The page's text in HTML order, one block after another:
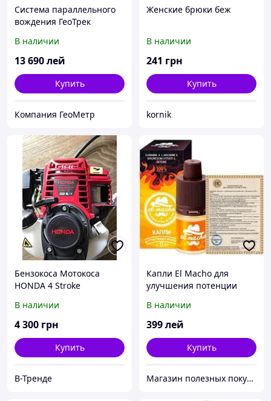
Система параллельного
вождения ГеоТрек
В наличии
13 690лей
Купить
Компания ГеоМетр
Женские брюки беж
В наличии
241 грн
Купить
kornik
Бензокоса Мотокоса
HONDA 4 Stroke
В наличии
4 300 грн
Купить
В-Тренде
Капли El Macho для
улучшения потенции
В наличии
399лей
Купить
Магазин полезных покупок "Goodbuy"